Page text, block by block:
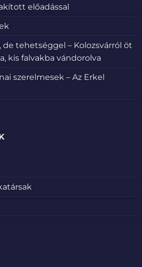
előadással
de tehetséggel – Kolozsvárról öt
kis falvakba vándorolva
szerelmesek – Az Erkel